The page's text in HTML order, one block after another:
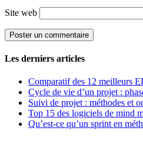
Site web
Les derniers articles
Comparatif des 12 meilleurs
Cycle de vie d’un projet :
Suivi de projet : méthodes et
Top 15 des logiciels de mind
Qu’est-ce qu’un sprint en